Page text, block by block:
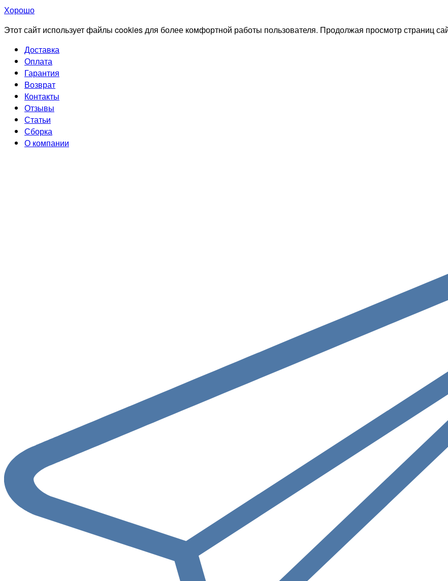
Хорошо
Этот сайт использует файлы cookies для более комфортной работы пользователя. Продолжая просмотр страниц
Доставка
Оплата
Гарантия
Возврат
Контакты
Отзывы
Статьи
Сборка
О компании